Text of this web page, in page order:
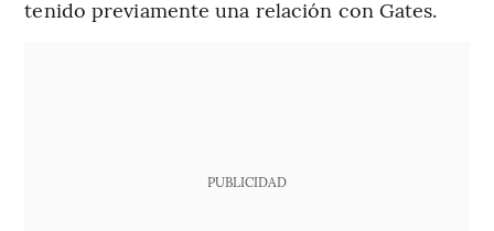
tenido previamente una relación con Gates.
PUBLICIDAD